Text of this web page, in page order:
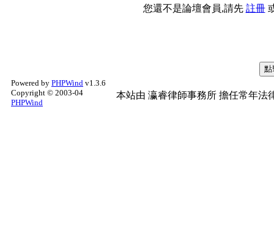
您還不是論壇會員,請先 註冊
Powered by PHPWind v1.3.6
Copyright © 2003-04
PHPWind
本站由 瀛睿律師事務所 擔任常年法